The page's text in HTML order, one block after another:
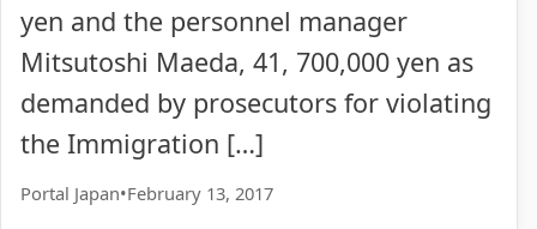
yen and the personnel manager
Mitsutoshi Maeda, 41, 700,000 yen as
demanded by prosecutors for violating
the Immigration […]
Portal Japan•February 13, 2017